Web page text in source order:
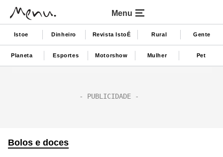
Menu
Istoe Dinheiro Revista IstoÉ Rural Gente
Planeta Esportes Motorshow Mulher Pet
Bolos e doces